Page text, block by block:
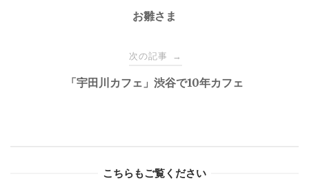
お雛さま
次の記事 →
「宇田川カフェ」渋谷で10年カフェ
こちらもご覧ください